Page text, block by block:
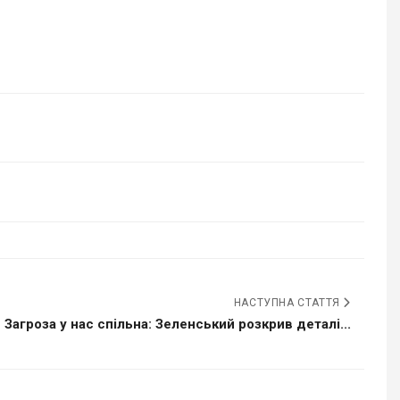
НАСТУПНА СТАТТЯ
Загроза у нас спільна: Зеленський розкрив деталі...